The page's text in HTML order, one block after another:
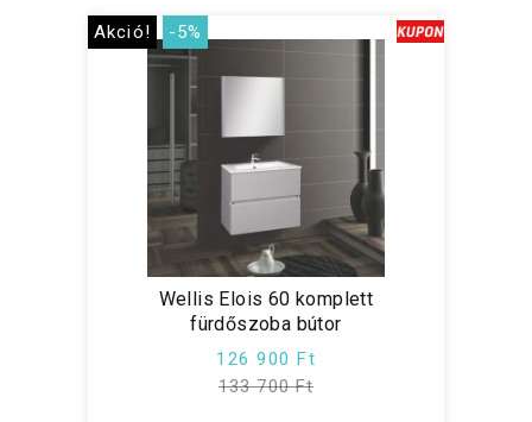
Akció! -5%
Wellis Elois 60 komplett
fürdőszoba bútor
126 900 Ft
133 700 Ft